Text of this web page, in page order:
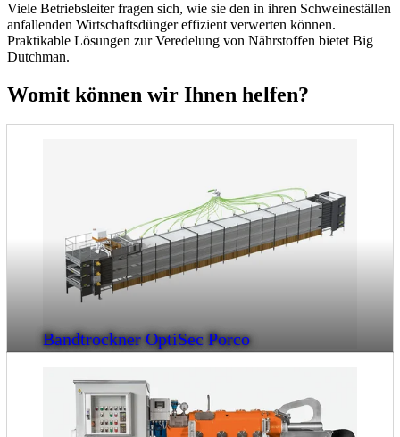
Viele Betriebsleiter fragen sich, wie sie den in ihren Schweineställen
anfallenden Wirtschaftsdünger effizient verwerten können.
Praktikable Lösungen zur Veredelung von Nährstoffen bietet Big
Dutchman.
Womit können wir Ihnen helfen?
Bandtrockner OptiSec Porco